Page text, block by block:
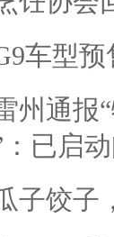
车型
州通报
已启
子饺子